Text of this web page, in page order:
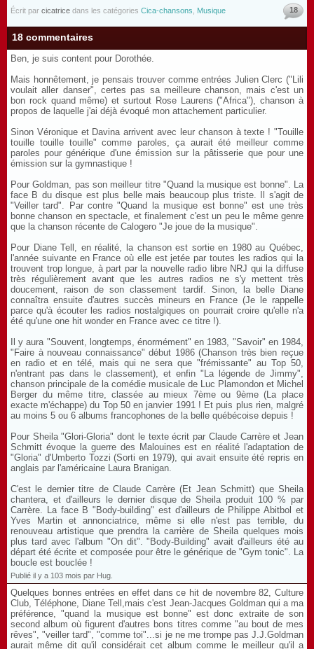
Écrit par cicatrice dans les catégories Cica-chansons Musique 18
18 commentaires
Ben, je suis content pour Dorothée.
Mais honnêtement, je pensais trouver comme entrées Julien Clerc ("Lili
voulait aller danser", certes pas sa meilleure chanson, mais c'est un
bon rock quand même) et surtout Rose Laurens ("Africa"), chanson à
propos de laquelle j'ai déjà évoqué mon attachement particulier.
Sinon Véronique et Davina arrivent avec leur chanson à texte ! "Touille
touille touille touille" comme paroles, ça aurait été meilleur comme
paroles pour générique d'une émission sur la pâtisserie que pour une
émission sur la gymnastique !
Pour Goldman, pas son meilleur titre "Quand la musique est bonne". La
face B du disque est plus belle mais beaucoup plus triste. Il s'agit de
"Veiller tard". Par contre "Quand la musique est bonne" est une très
bonne chanson en spectacle, et finalement c'est un peu le même genre
que la chanson récente de Calogero "Je joue de la musique".
Pour Diane Tell, en réalité, la chanson est sortie en 1980 au Québec,
l'année suivante en France où elle est jetée par toutes les radios qui la
trouvent trop longue, à part par la nouvelle radio libre NRJ qui la diffuse
très régulièrement avant que les autres radios ne s'y mettent très
doucement, raison de son classement tardif. Sinon, la belle Diane
connaîtra ensuite d'autres succès mineurs en France (Je le rappelle
parce qu'à écouter les radios nostalgiques on pourrait croire qu'elle n'a
été qu'une one hit wonder en France avec ce titre !).
Il y aura "Souvent, longtemps, énormément" en 1983, "Savoir" en 1984,
"Faire à nouveau connaissance" début 1986 (Chanson très bien reçue
en radio et en télé, mais qui ne sera que "frémissante" au Top 50,
n'entrant pas dans le classement), et enfin "La légende de Jimmy",
chanson principale de la comédie musicale de Luc Plamondon et Michel
Berger du même titre, classée au mieux 7ème ou 9ème (La place
exacte m'échappe) du Top 50 en janvier 1991 ! Et puis plus rien, malgré
au moins 5 ou 6 albums francophones de la belle québécoise depuis !
Pour Sheila "Glori-Gloria" dont le texte écrit par Claude Carrère et Jean
Schmitt évoque la guerre des Malouines est en réalité l'adaptation de
"Gloria" d'Umberto Tozzi (Sorti en 1979), qui avait ensuite été repris en
anglais par l'américaine Laura Branigan.
C'est le dernier titre de Claude Carrère (Et Jean Schmitt) que Sheila
chantera, et d'ailleurs le dernier disque de Sheila produit 100 % par
Carrère. La face B "Body-building" est d'ailleurs de Philippe Abitbol et
Yves Martin et annonciatrice, même si elle n'est pas terrible, du
renouveau artistique que prendra la carrière de Sheila quelques mois
plus tard avec l'album "On dit". "Body-Building" avait d'ailleurs été au
départ été écrite et composée pour être le générique de "Gym tonic". La
boucle est bouclée !
Publié il y a 103 mois par Hug.
Quelques bonnes entrées en effet dans ce hit de novembre 82, Culture
Club, Téléphone, Diane Tell,mais c'est Jean-Jacques Goldman qui a ma
préférence, "quand la musique est bonne" est donc extraite de son
second album où figurent d'autres bons titres comme "au bout de mes
rêves", "veiller tard", "comme toi"...si je ne me trompe pas J.J.Goldman
aurait même dit qu'il considérait cet album comme le meilleur qu'il a